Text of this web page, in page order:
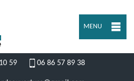
MENU
59 06 86 57 89 38